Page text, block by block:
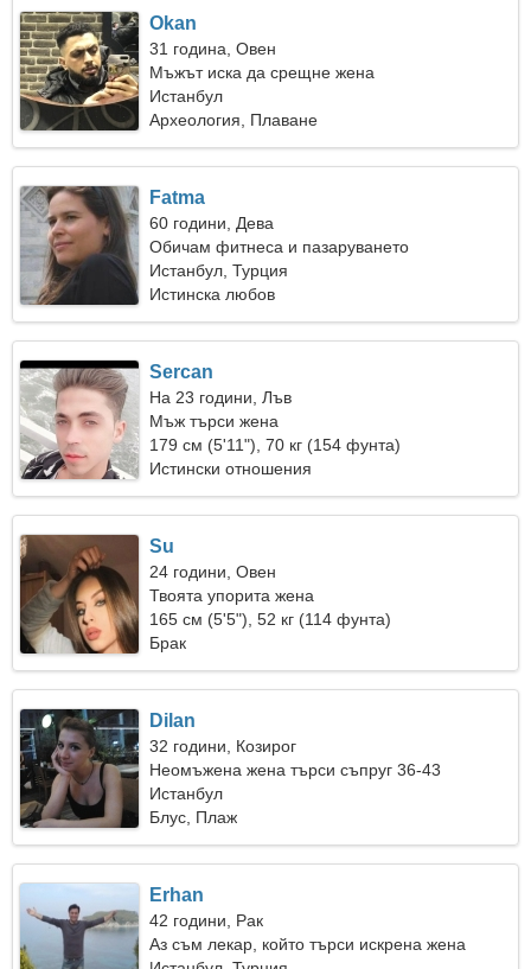
Okan
31 година, Овен
Мъжът иска да срещне жена
Истанбул
Археология, Плаване
Fatma
60 години, Дева
Обичам фитнеса и пазаруването
Истанбул, Турция
Истинска любов
Sercan
На 23 години, Лъв
Мъж търси жена
179 см (5'11"), 70 кг (154 фунта)
Истински отношения
Su
24 години, Овен
Твоята упорита жена
165 см (5'5"), 52 кг (114 фунта)
Брак
Dilan
32 години, Козирог
Неомъжена жена търси съпруг 36-43
Истанбул
Блус, Плаж
Erhan
42 години, Рак
Аз съм лекар, който търси искрена жена